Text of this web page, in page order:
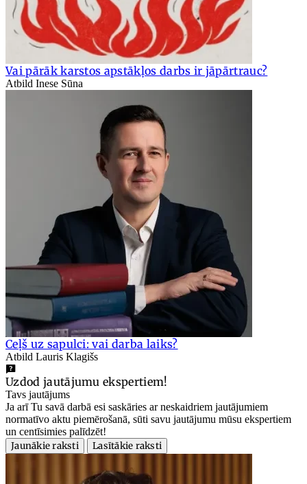
Vai pārāk karstos apstākļos darbs ir jāpārtrauc?
Atbild Inese Sūna
Ceļš uz sapulci: vai darba laiks?
Atbild Lauris Klagišs
Uzdod jautājumu ekspertiem!
Tavs jautājums
Ja arī Tu savā darbā esi saskāries ar neskaidriem jautājumiem
normatīvo aktu piemērošanā, sūti savu jautājumu mūsu ekspertiem
un centīsimies palīdzēt!
Jaunākie raksti
Lasītākie raksti